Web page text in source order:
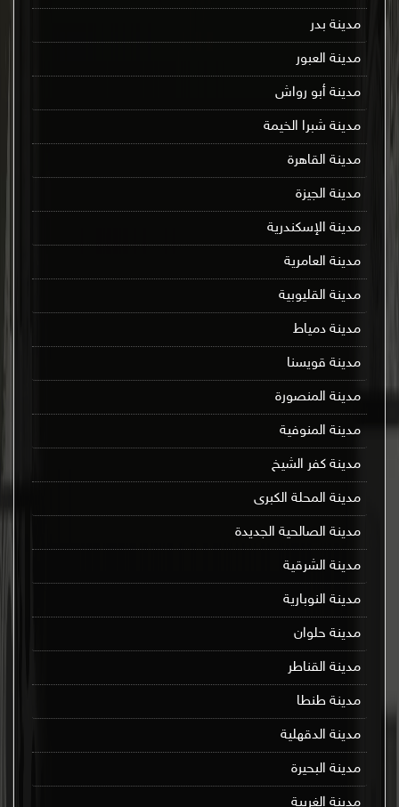
مدينة بدر
مدينة العبور
مدينة أبو رواش
مدينة شبرا الخيمة
مدينة القاهرة
مدينة الجيزة
مدينة الإسكندرية
مدينة العامرية
مدينة القليوبية
مدينة دمياط
مدينة قويسنا
مدينة المنصورة
مدينة المنوفية
مدينة كفر الشيخ
مدينة المحلة الكبرى
مدينة الصالحية الجديدة
مدينة الشرقية
مدينة النوبارية
مدينة حلوان
مدينة القناطر
مدينة طنطا
مدينة الدقهلية
مدينة البحيرة
مدينة الغربية